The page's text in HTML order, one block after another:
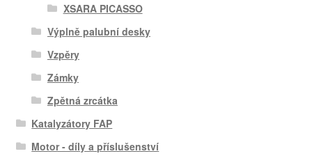
XSARA PICASSO
Výplně palubní desky
Vzpěry
Zámky
Zpětná zrcátka
Katalyzátory FAP
Motor - díly a příslušenství